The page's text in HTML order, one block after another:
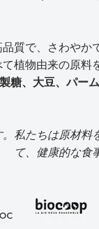
質で、さわや
植物由来の原
糖、大豆、パー
私たちは原材
て、健康的な食